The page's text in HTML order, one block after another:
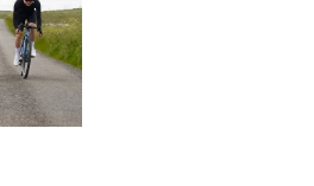
FÜR MÄNNER KAUFEN